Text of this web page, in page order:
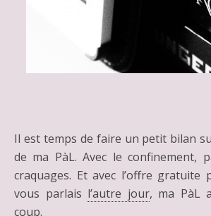
Il est temps de faire un petit bilan
de ma PàL. Avec le confinement,
craquages. Et avec l’offre gratuite
vous parlais l’autre jour, ma PàL
coup.